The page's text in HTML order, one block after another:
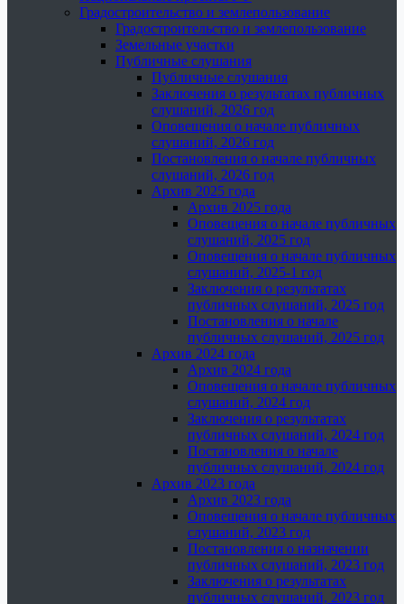
Градостроительство и землепользование
Градостроительство и землепользование
Земельные участки
Публичные слушания
Публичные слушания
Заключения о результатах публичных
слушаний, 2026 год
Оповещения о начале публичных
слушаний, 2026 год
Постановления о начале публичных
слушаний, 2026 год
Архив 2025 года
Архив 2025 года
Оповещения о начале публичных
слушаний, 2025 год
Оповещения о начале публичных
слушаний, 2025-1 год
Заключения о результатах
публичных слушаний, 2025 год
Постановления о начале
публичных слушаний, 2025 год
Архив 2024 года
Архив 2024 года
Оповещения о начале публичных
слушаний, 2024 год
Заключения о результатах
публичных слушаний, 2024 год
Постановления о начале
публичных слушаний, 2024 год
Архив 2023 года
Архив 2023 года
Оповещения о начале публичных
слушаний, 2023 год
Постановления о назначении
публичных слушаний, 2023 год
Заключения о результатах
публичных слушаний, 2023 год